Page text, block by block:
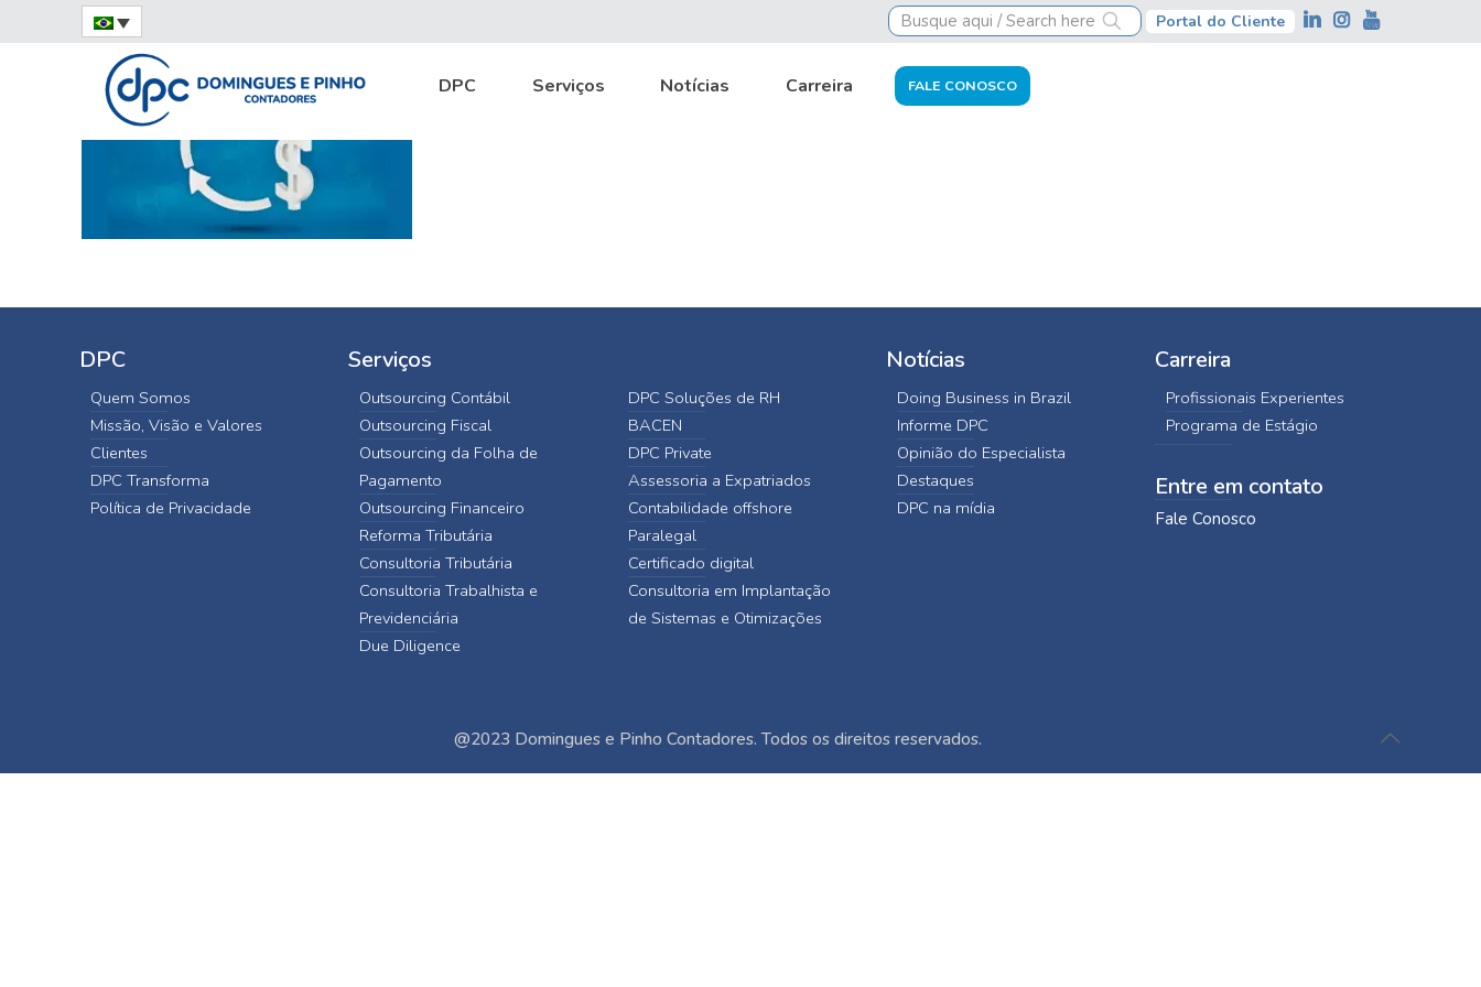
Portal do Cliente
DPC Serviços Notícias Carreira FALE CONOSCO
Home carne-leão
DPC
Quem Somos
Missão, Visão e Valores
Clientes
DPC Transforma
Política de Privacidade
Serviços
Outsourcing Contábil
Outsourcing Fiscal
Outsourcing da Folha de
Pagamento
Outsourcing Financeiro
Reforma Tributária
Consultoria Tributária
Consultoria Trabalhista e
Previdenciária
Due Diligence
DPC Soluções de RH
BACEN
DPC Private
Assessoria a Expatriados
Contabilidade offshore
Paralegal
Certificado digital
Consultoria em Implantação
de Sistemas e Otimizações
Notícias
Doing Business in Brazil
Informe DPC
Opinião do Especialista
Destaques
DPC na mídia
Carreira
Profissionais Experientes
Programa de Estágio
Entre em contato
Fale Conosco
@2023 Domingues e Pinho Contadores. Todos os direitos reservados.